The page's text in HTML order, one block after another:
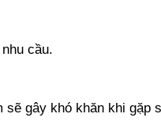
cầu.
sẽ gây khó khăn khi gặp